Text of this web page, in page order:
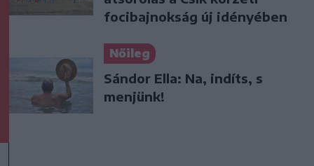
focibajnokság új idényében
Nőileg
Sándor Ella: Na, indíts, s
menjünk!